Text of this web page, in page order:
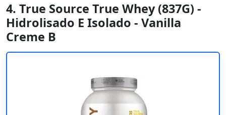
4. True Source True Whey (837G) -
Hidrolisado E Isolado - Vanilla
Creme B